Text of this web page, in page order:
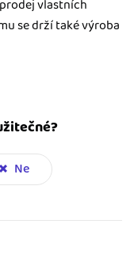
vlastních
se drží také výroba
Ne